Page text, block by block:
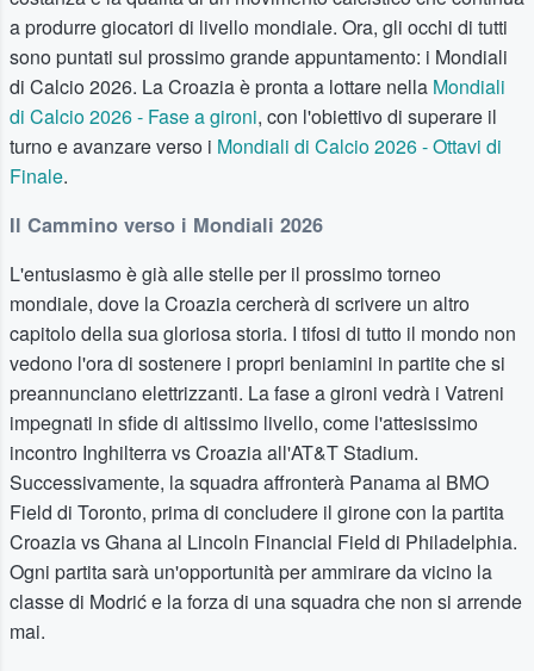
a produrre giocatori di livello mondiale. Ora, gli occhi di tutti
sono puntati sul prossimo grande appuntamento: i Mondiali
di Calcio 2026. La Croazia è pronta a lottare nella Mondiali
di Calcio 2026 - Fase a gironi, con l'obiettivo di superare il
turno e avanzare verso i Mondiali di Calcio 2026 - Ottavi di
Finale.
Il Cammino verso i Mondiali 2026
L'entusiasmo è già alle stelle per il prossimo torneo
mondiale, dove la Croazia cercherà di scrivere un altro
capitolo della sua gloriosa storia. I tifosi di tutto il mondo non
vedono l'ora di sostenere i propri beniamini in partite che si
preannunciano elettrizzanti. La fase a gironi vedrà i Vatreni
impegnati in sfide di altissimo livello, come l'attesissimo
incontro Inghilterra vs Croazia all'AT&T Stadium.
Successivamente, la squadra affronterà Panama al BMO
Field di Toronto, prima di concludere il girone con la partita
Croazia vs Ghana al Lincoln Financial Field di Philadelphia.
Ogni partita sarà un'opportunità per ammirare da vicino la
classe di Modrić e la forza di una squadra che non si arrende
mai.